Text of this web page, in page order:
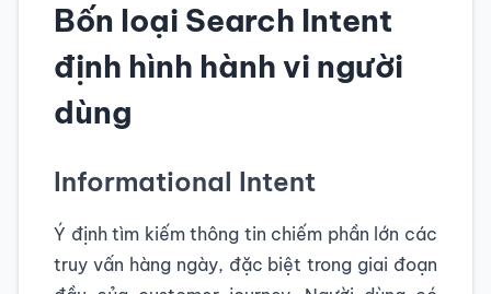
Bốn loại Search Intent
định hình hành vi người
dùng
Informational Intent
Ý định tìm kiếm thông tin chiếm phần lớn các
truy vấn hàng ngày, đặc biệt trong giai đoạn